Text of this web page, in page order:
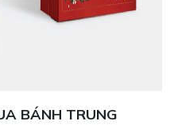
BÁNH TRUNG